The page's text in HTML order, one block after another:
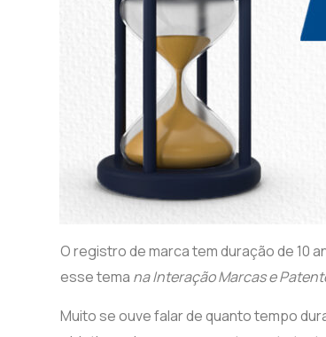
O registro de marca tem duração de 10
esse tema na Interação Marcas e
Muito se ouve falar de quanto tempo